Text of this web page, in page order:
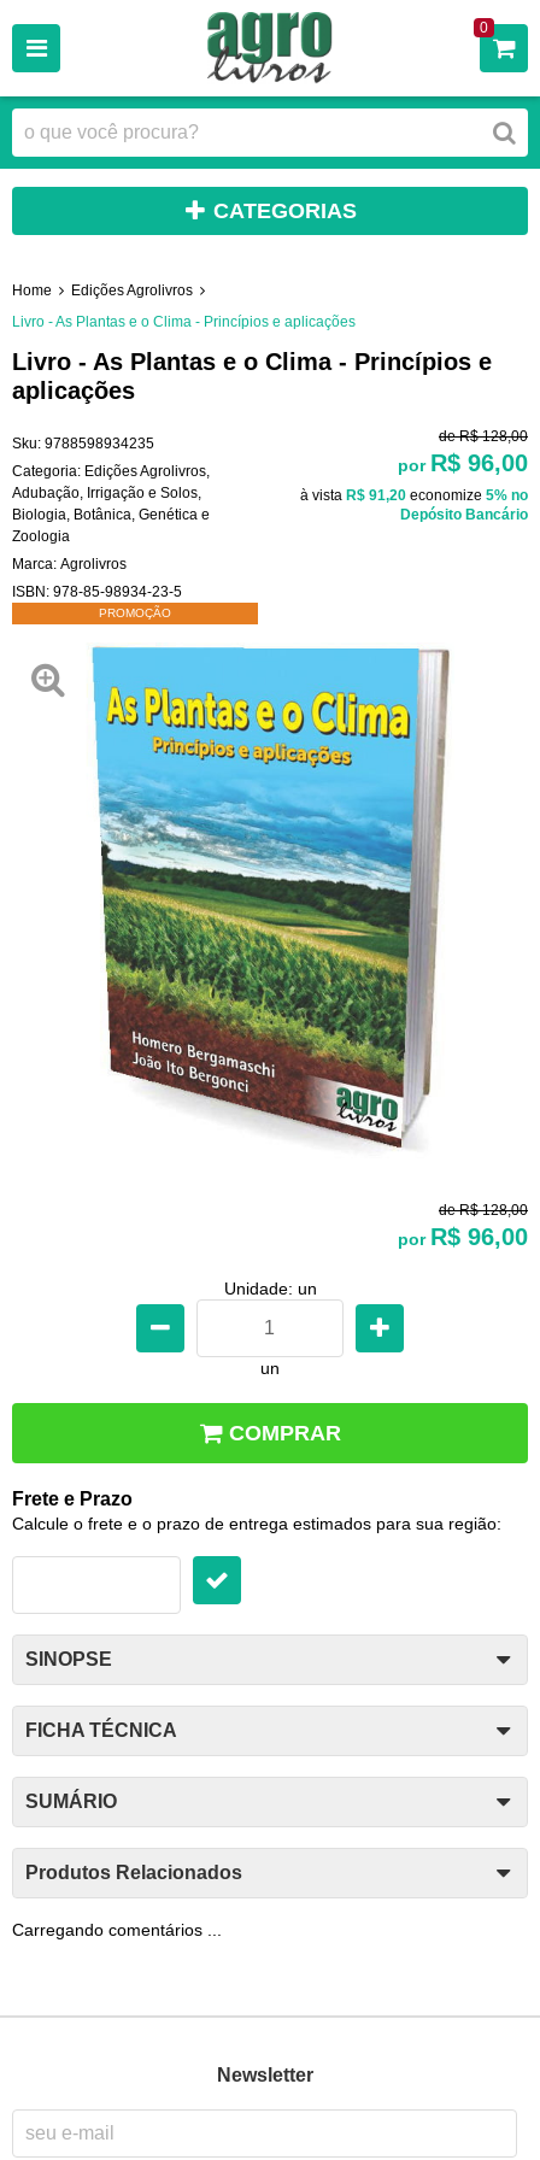
0
CATEGORIAS
Home
Edições Agrolivros
Livro - As Plantas e o Clima - Princípios e aplicações
Livro - As Plantas e o Clima - Princípios e
aplicações
Sku: 9788598934235
Categoria: Edições Agrolivros
Adubação, Irrigação e Solos
Biologia, Botânica, Genética e
Zoologia
Marca: Agrolivros
ISBN: 978-85-98934-23-5
PROMOÇÃO
de R$ 128,00
por R$ 96,00
à vista R$ 91,20 economize 5% no
Depósito Bancário
de R$ 128,00
por R$ 96,00
Unidade: un
un
COMPRAR
Frete e Prazo
Calcule o frete e o prazo de entrega estimados para sua região:
SINOPSE
FICHA TÉCNICA
SUMÁRIO
Produtos Relacionados
Carregando comentários ...
Newsletter